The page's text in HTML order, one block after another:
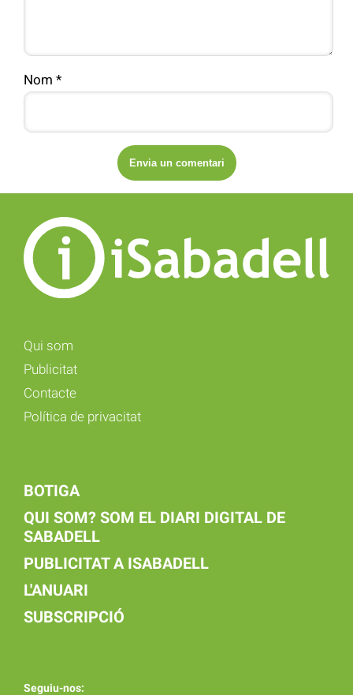
Nom *
Qui som
Publicitat
Contacte
Política de privacitat
BOTIGA
QUI SOM? SOM EL DIARI DIGITAL DE
SABADELL
PUBLICITAT A ISABADELL
L'ANUARI
SUBSCRIPCIÓ
Seguiu-nos: